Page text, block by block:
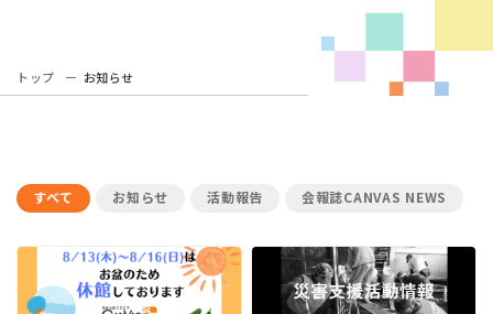
トップ お知らせ
すべて お知らせ 活動報告 会報誌CANVAS NEWS